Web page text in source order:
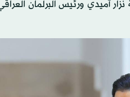
آميدي ورئيس البرلمان